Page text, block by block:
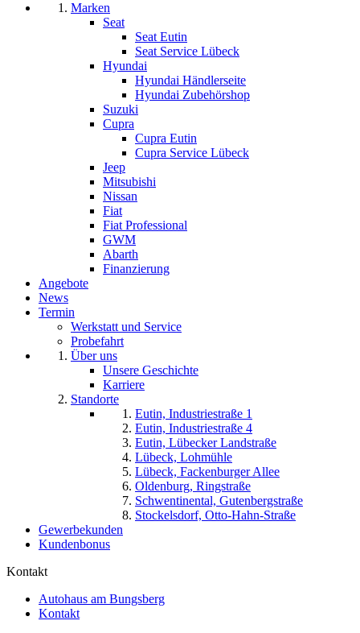
Marken
Seat
Seat Eutin
Seat Service Lübeck
Hyundai
Hyundai Händlerseite
Hyundai Zubehörshop
Suzuki
Cupra
Cupra Eutin
Cupra Service Lübeck
Jeep
Mitsubishi
Nissan
Fiat
Fiat Professional
GWM
Abarth
Finanzierung
Angebote
News
Termin
Werkstatt und Service
Probefahrt
Über uns
Unsere Geschichte
Karriere
Standorte
Eutin, Industriestraße 1
Eutin, Industriestraße 4
Eutin, Lübecker Landstraße
Lübeck, Lohmühle
Lübeck, Fackenburger Allee
Oldenburg, Ringstraße
Schwentinental, Gutenbergstraße
Stockelsdorf, Otto-Hahn-Straße
Gewerbekunden
Kundenbonus
Kontakt
Autohaus am Bungsberg
Kontakt